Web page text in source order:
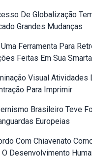
De Globalização
Grandes Mudanças
Ferramenta Para
Feitas Em Sua
Visual Atividades
Para Imprimir
Brasileiro Teve
Europeias
Com Chiavenato
O Desenvolvimento